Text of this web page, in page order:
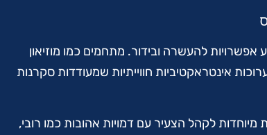
אפשרויות להעשרה ובידור. מתחמים כמו מוזיאון
אינטראקטיביות חווייתיות שמעודדות סקרנות
לקהל הצעיר עם דמויות אהובות כמו רובי,